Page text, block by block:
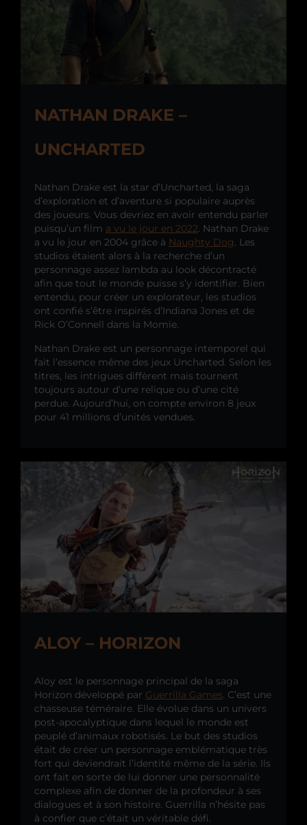
NATHAN DRAKE –
UNCHARTED
Nathan Drake est la star d’Uncharted, la saga
d’exploration et d’aventure si populaire auprès
des joueurs. Vous devriez en avoir entendu parler
puisqu’un film a vu le jour en 2022 . Nathan Drake
a vu le jour en 2004 grâce à Naughty Dog . Les
studios étaient alors à la recherche d’un
personnage assez lambda au look décontracté
afin que tout le monde puisse s’y identifier. Bien
entendu, pour créer un explorateur, les studios
ont confié s’être inspirés d’Indiana Jones et de
Rick O’Connell dans la Momie.
Nathan Drake est un personnage intemporel qui
fait l’essence même des jeux Uncharted. Selon les
titres, les intrigues diffèrent mais tournent
toujours autour d’une relique ou d’une cité
perdue. Aujourd’hui, on compte environ 8 jeux
pour 41 millions d’unités vendues.
ALOY – HORIZON
Aloy est le personnage principal de la saga
Horizon développé par Guerrilla Games . C’est une
chasseuse téméraire. Elle évolue dans un univers
post-apocalyptique dans lequel le monde est
peuplé d’animaux robotisés. Le but des studios
était de créer un personnage emblématique très
fort qui deviendrait l’identité même de la série. Ils
ont fait en sorte de lui donner une personnalité
complexe afin de donner de la profondeur à ses
dialogues et à son histoire. Guerrilla n’hésite pas
à confier que c’était un véritable défi.